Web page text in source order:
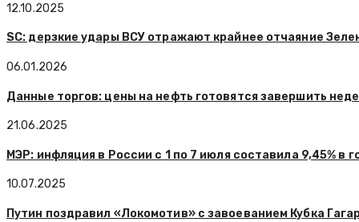
12.10.2025
SC: дерзкие удары ВСУ отражают крайнее отчаяние
06.01.2026
Данные торгов: цены на нефть готовятся завершить
21.06.2025
МЭР: инфляция в России с 1 по 7 июля составила 9,45% в
10.07.2025
Путин поздравил «Локомотив» с завоеванием Кубка